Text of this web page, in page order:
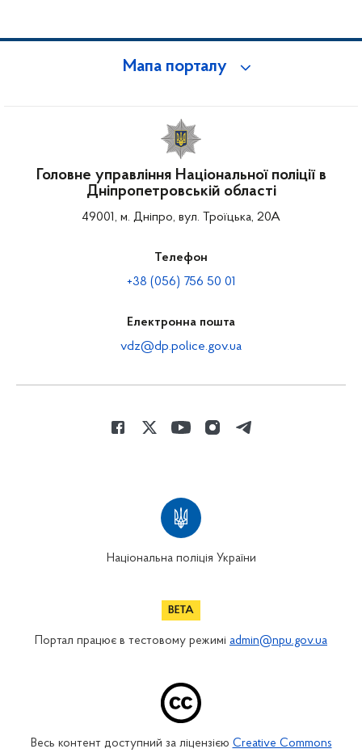
Мапа порталу
Головне управління Національної поліції в
Дніпропетровській області
49001, м. Дніпро, вул. Троїцька, 20А
Телефон
+38 (056) 756 50 01
Електронна пошта
vdz@dp.police.gov.ua
Національна поліція України
Портал працює в тестовому режимі admin@npu.gov.ua
Весь контент доступний за ліцензією Creative Commons